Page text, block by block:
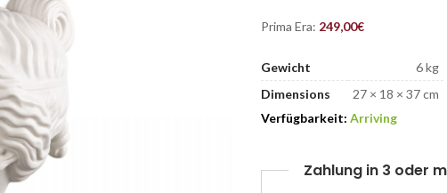
Prima Era: 249,00€
Gewicht
6 kg
Dimensions
27 × 18 × 37 cm
Verfügbarkeit: Arriving
Zahlung in 3 oder